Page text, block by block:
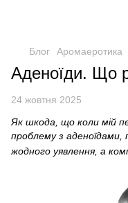
Блог Аромаеротика
Аденоїди. Що
24 жовтня 2025
Як шкода, що коли мій
проблему з
жодного уявлення, а